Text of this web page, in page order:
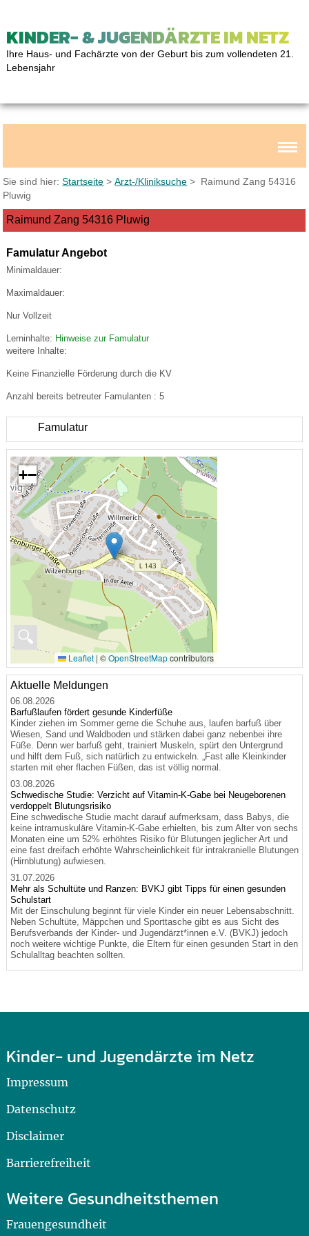
KINDER- & JUGENDÄRZTE IM NETZ
Ihre Haus- und Fachärzte von der Geburt bis zum vollendeten 21.
Lebensjahr
Sie sind hier:Startseite >Arzt-/Kliniksuche > Raimund Zang 54316
Pluwig
Raimund Zang 54316 Pluwig
Famulatur Angebot
Minimaldauer:
Maximaldauer:
Nur Vollzeit
Lerninhalte: Hinweise zur Famulatur
weitere Inhalte:
Keine Finanzielle Förderung durch die KV
Anzahl bereits betreuter Famulanten : 5
Famulatur
🔍
+−
Leaflet | ©OpenStreetMapcontributors
Aktuelle Meldungen
06.08.2026
Barfußlaufen fördert gesunde Kinderfüße
Kinder ziehen im Sommer gerne die Schuhe aus, laufen barfuß über
Wiesen, Sand und Waldboden und stärken dabei ganz nebenbei ihre
Füße. Denn wer barfuß geht, trainiert Muskeln, spürt den Untergrund
und hilft dem Fuß, sich natürlich zu entwickeln. „Fast alle Kleinkinder
starten mit eher flachen Füßen, das ist völlig normal.
03.08.2026
Schwedische Studie: Verzicht auf Vitamin-K-Gabe bei Neugeborenen
verdoppelt Blutungsrisiko
Eine schwedische Studie macht darauf aufmerksam, dass Babys, die
keine intramuskuläre Vitamin-K-Gabe erhielten, bis zum Alter von sechs
Monaten eine um 52% erhöhtes Risiko für Blutungen jeglicher Art und
eine fast dreifach erhöhte Wahrscheinlichkeit für intrakranielle Blutungen
(Hirnblutung) aufwiesen.
31.07.2026
Mehr als Schultüte und Ranzen: BVKJ gibt Tipps für einen gesunden
Schulstart
Mit der Einschulung beginnt für viele Kinder ein neuer Lebensabschnitt.
Neben Schultüte, Mäppchen und Sporttasche gibt es aus Sicht des
Berufsverbands der Kinder- und Jugendärzt*innen e.V. (BVKJ) jedoch
noch weitere wichtige Punkte, die Eltern für einen gesunden Start in den
Schulalltag beachten sollten.
Kinder- und Jugendärzte im Netz
Impressum
Datenschutz
Disclaimer
Barrierefreiheit
Weitere Gesundheitsthemen
Frauengesundheit